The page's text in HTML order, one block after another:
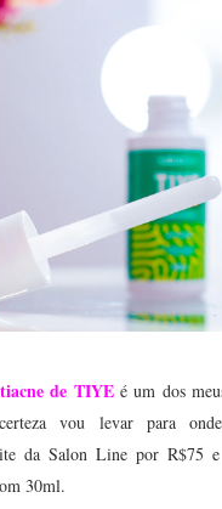
de TIYEé um dos
vou levar para
da Salon Line por R$75
30ml.